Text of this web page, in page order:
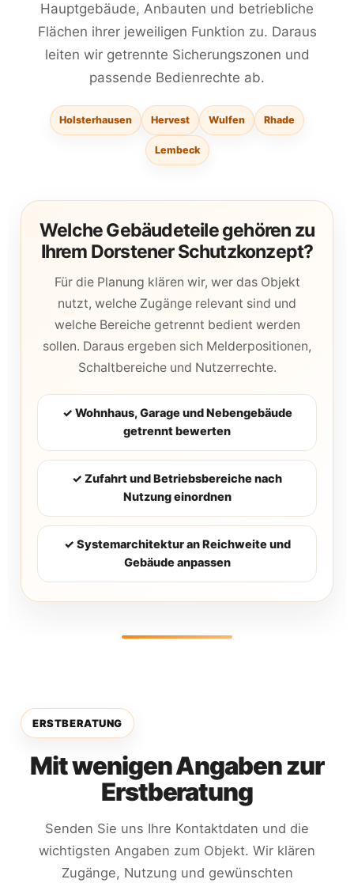
Hauptgebäude, Anbauten und betriebliche
Flächen ihrer jeweiligen Funktion zu. Daraus
leiten wir getrennte Sicherungszonen und
passende Bedienrechte ab.
Holsterhausen Hervest Wulfen Rhade
Lembeck
Welche Gebäudeteile gehören zu
Ihrem Dorstener Schutzkonzept?
Für die Planung klären wir, wer das Objekt
nutzt, welche Zugänge relevant sind und
welche Bereiche getrennt bedient werden
sollen. Daraus ergeben sich Melderpositionen,
Schaltbereiche und Nutzerrechte.
✓ Wohnhaus, Garage und Nebengebäude
getrennt bewerten
✓ Zufahrt und Betriebsbereiche nach
Nutzung einordnen
✓ Systemarchitektur an Reichweite und
Gebäude anpassen
ERSTBERATUNG
Mit wenigen Angaben zur
Erstberatung
Senden Sie uns Ihre Kontaktdaten und die
wichtigsten Angaben zum Objekt. Wir klären
Zugänge, Nutzung und gewünschten